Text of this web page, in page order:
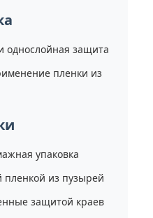
однослойная защита
пленки из
упаковка
из пузырей
защитой краев